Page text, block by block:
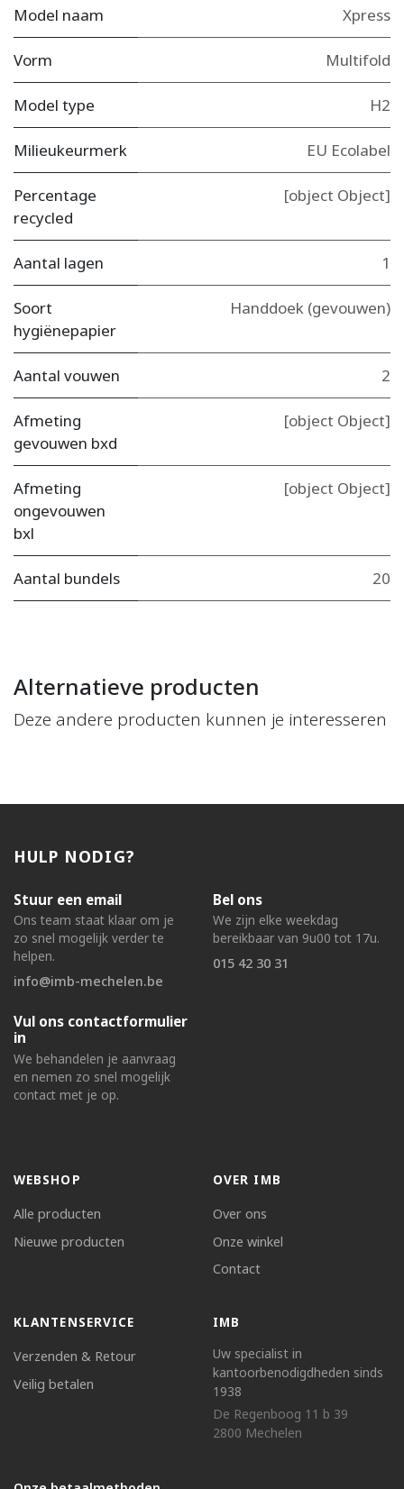
Model naam Xpress
Vorm Multifold
Model type H2
Milieukeurmerk EU Ecolabel
Percentage
recycled
[object Object]
Aantal lagen 1
Soort
hygiënepapier
Handdoek (gevouwen)
Aantal vouwen 2
Afmeting
gevouwen bxd
[object Object]
Afmeting
ongevouwen
bxl
[object Object]
Aantal bundels 20
Alternatieve producten
Deze andere producten kunnen je interesseren
HULP NODIG?
Stuur een email
Ons team staat klaar om je
zo snel mogelijk verder te
helpen.
info@imb-mechelen.be
Bel ons
We zijn elke weekdag
bereikbaar van 9u00 tot 17u.
015 42 30 31
Vul ons contactformulier
in
We behandelen je aanvraag
en nemen zo snel mogelijk
contact met je op.
WEBSHOP
Alle producten
Nieuwe producten
OVER IMB
Over ons
Onze winkel
Contact
KLANTENSERVICE
Verzenden & Retour
Veilig betalen
IMB
Uw specialist in
kantoorbenodigdheden sinds
1938
De Regenboog 11 b 39
2800 Mechelen